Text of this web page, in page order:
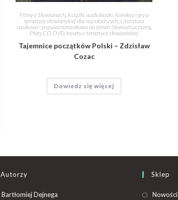
Filmy o Słowianach, Książki, audiobooki, komiksy i gry o
tematyce słowiańskiej dla najmłodszych, Literatura
naukowa i popularnonaukowa na temat Słowiańszczyzny,
Płyty CD, DVD, kasety o tematyce słowiańskiej
Tajemnice początków Polski – Zdzisław
Cozac
Dowiedz się więcej
Autorzy
Bartłomiej Dejnega
Sklep
Nowości